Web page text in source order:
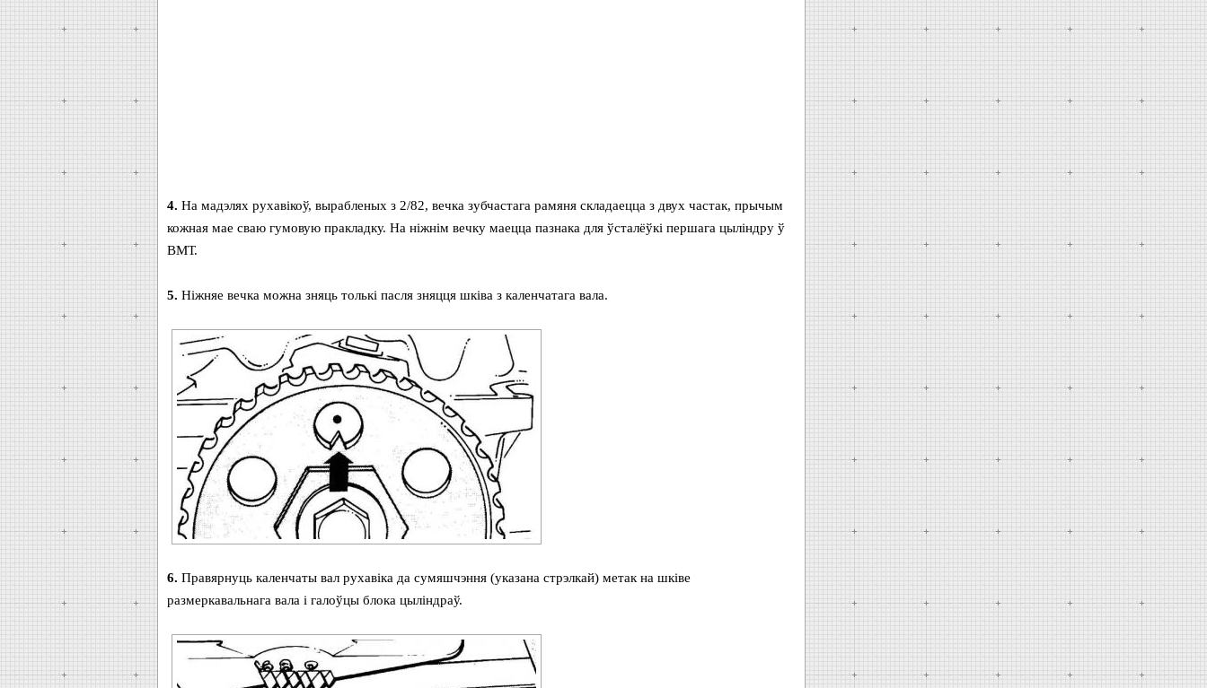
4. На мадэлях рухавікоў, вырабленых з 2/82, вечка зубчастага рамяня складаецца з двух частак, прычым
кожная мае сваю гумовую пракладку. На ніжнім вечку маецца пазнака для ўсталёўкі першага цыліндру ў
ВМТ.
5. Ніжняе вечка можна зняць толькі пасля зняцця шківа з каленчатага вала.
6. Правярнуць каленчаты вал рухавіка да сумяшчэння (указана стрэлкай) метак на шківе
размеркавальнага вала і галоўцы блока цыліндраў.